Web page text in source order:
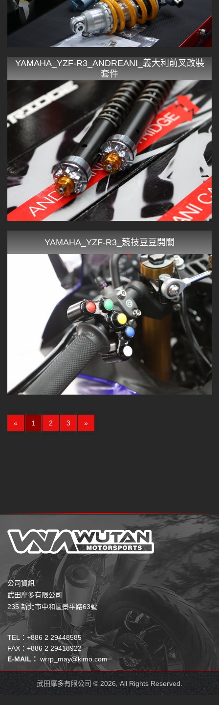
YAMAHA_YZF-R3_ANDREANI_義大利前叉改裝
套件
YAMAHA_YZF-R3_競技豆豆開關
« 1 (current)
2 3 »
公司資訊
武田摩多有限公司
235 新北市中和區景平路63號
TEL：+886 2 29448585
FAX：+886 2 29418922
E-MAIL： wrrp_may@kimo.com
武田摩多有限公司 © 2026, All Rights Reserved.